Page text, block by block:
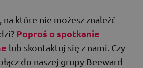
na które nie możesz znaleźć
Poproś o spotkanie
lub skontaktuj się z nami. Czy
do naszej grupy Beeward